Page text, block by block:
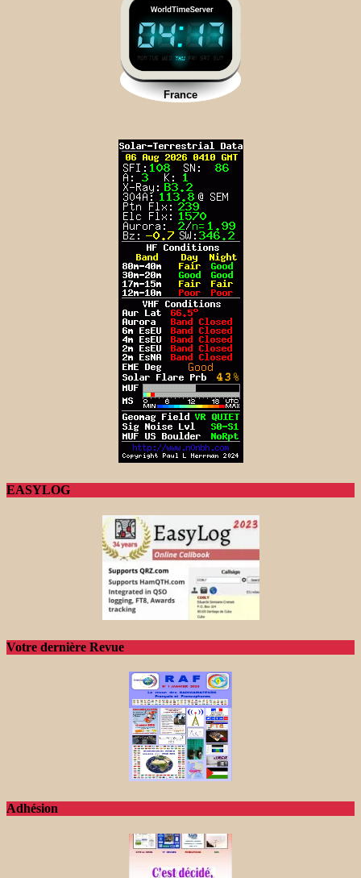
EASYLOG
Votre dernière Revue
Adhésion